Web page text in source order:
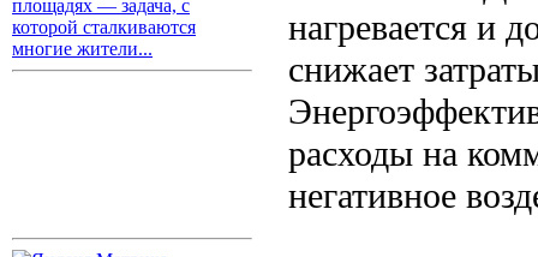
площадях — задача, с
которой сталкиваются
многие жители...
нагревается и
снижает
расходы на
негативное